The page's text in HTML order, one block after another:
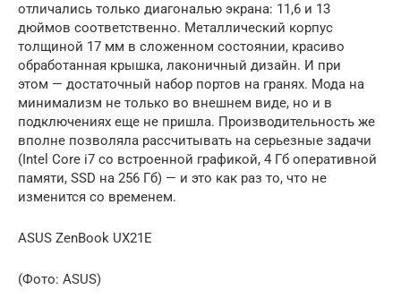
отличались только диагональю экрана: 11,6 и 13
дюймов соответственно. Металлический корпус
толщиной 17 мм в сложенном состоянии, красиво
обработанная крышка, лаконичный дизайн. И при
этом — достаточный набор портов на гранях. Мода на
минимализм не только во внешнем виде, но и в
подключениях еще не пришла. Производительность же
вполне позволяла рассчитывать на серьезные задачи
(Intel Core i7 со встроенной графикой, 4 Гб оперативной
памяти, SSD на 256 Гб) — и это как раз то, что не
изменится со временем.
ASUS ZenBook UX21E
(Фото: ASUS)